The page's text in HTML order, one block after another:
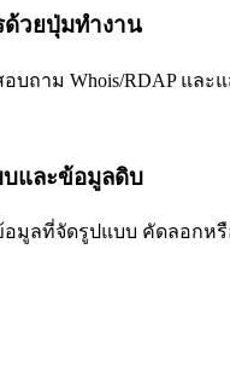
วยปุ่มทำงาน
บถาม Whois/RDAP และ
และข้อมูลดิบ
อมูลที่จัดรูปแบบ คัดลอกห